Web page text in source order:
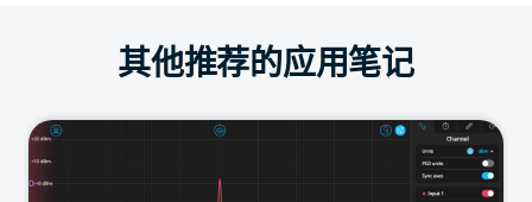
其他推荐的应用笔记